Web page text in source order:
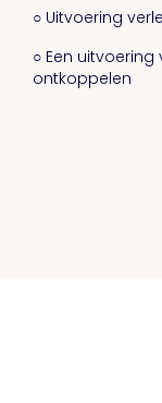
○ Uitvoering
○ Een
ontkoppelen